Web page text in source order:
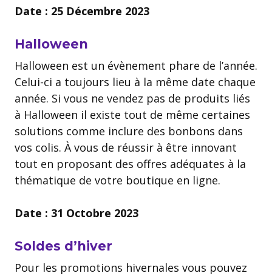
Date : 25 Décembre 2023
Halloween
Halloween est un évènement phare de l’année.
Celui-ci a toujours lieu à la même date chaque
année. Si vous ne vendez pas de produits liés
à Halloween il existe tout de même certaines
solutions comme inclure des bonbons dans
vos colis. À vous de réussir à être innovant
tout en proposant des offres adéquates à la
thématique de votre boutique en ligne.
Date : 31 Octobre 2023
Soldes d’hiver
Pour les promotions hivernales vous pouvez